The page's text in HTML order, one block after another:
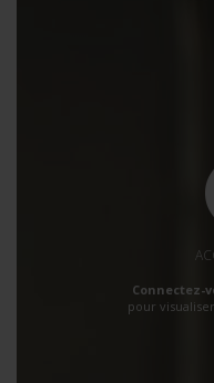
Connectez-
pour